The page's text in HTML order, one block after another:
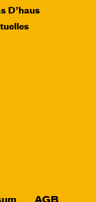
D’haus